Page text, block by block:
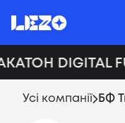
DIGITAL
Усі компанії БФ